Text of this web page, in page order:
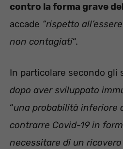
contro la forma grave
accade “rispetto
non contagiati“.
In particolare secondo gli
dopo aver sviluppato
“una probabilità inferiore
contrarre Covid-19 in
necessitare di un